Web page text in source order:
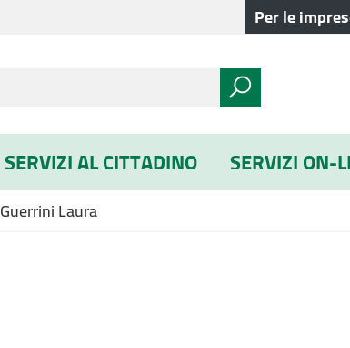
Per le
SERVIZI AL CITTADINO SERVIZI ON-
Guerrini Laura